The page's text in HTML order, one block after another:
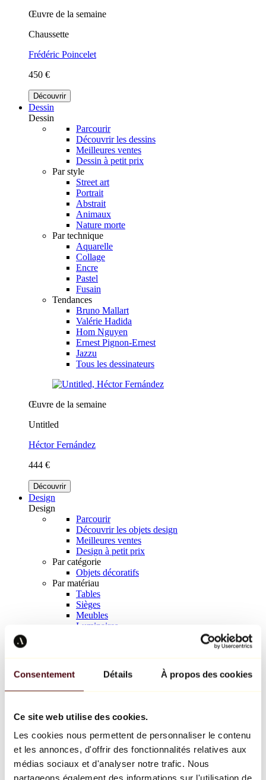
Consentement Détails À propos des cookies
Ce site web utilise des cookies.
Les cookies nous permettent de personnaliser le contenu
et les annonces, d'offrir des fonctionnalités relatives aux
médias sociaux et d'analyser notre trafic. Nous
partageons également des informations sur l'utilisation de
Œuvre de la semaine
Chaussette
Frédéric Poincelet
450 €
Découvrir
Dessin
Dessin
Parcourir
Découvrir les dessins
Meilleures ventes
Dessin à petit prix
Par style
Street art
Portrait
Abstrait
Animaux
Nature morte
Par technique
Aquarelle
Collage
Encre
Pastel
Fusain
Tendances
Bruno Mallart
Valérie Hadida
Hom Nguyen
Ernest Pignon-Ernest
Jazzu
Tous les dessinateurs
Œuvre de la semaine
Untitled
Héctor Fernández
444 €
Découvrir
Design
Design
Parcourir
Découvrir les objets design
Meilleures ventes
Design à petit prix
Par catégorie
Objets décoratifs
Par matériau
Tables
Sièges
Meubles
Luminaires
Richard Orlinski
Keith Haring
Jeff Koons
Jean-Michel Basquiat
Tous les designers
Œuvre de la semaine